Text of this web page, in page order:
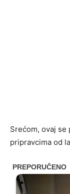
Srećom, ovaj
pripravcima od